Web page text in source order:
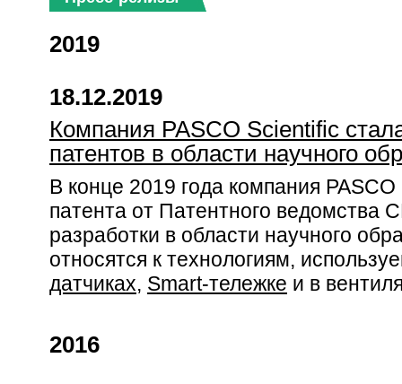
2019
18.12.2019
Компания PASCO Scientific
патентов в области научного
В конце 2019 года компания
патента от Патентного
разработки в области научного
относятся к технологиям,
датчиках, Smart-тележке и в
2016